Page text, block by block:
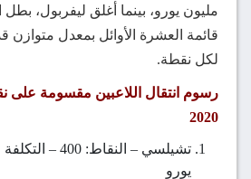
مليون يورو، بينما أغلق ليفربول،
لكل نقطة.
رسوم انتقال اللاعبين مقسومة على
2020
يورو